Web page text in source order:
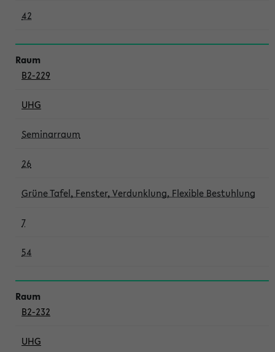
42
B2-229
UHG
Seminarraum
26
Grüne Tafel, Fenster, Verdunklung, Flexible Bestuhlung
7
54
B2-232
UHG